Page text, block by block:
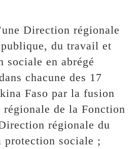
Direction régionale
du travail et
sociale en abrégé
chacune des 17
Faso par la fusion
de la Fonction
régionale du
protection sociale ;